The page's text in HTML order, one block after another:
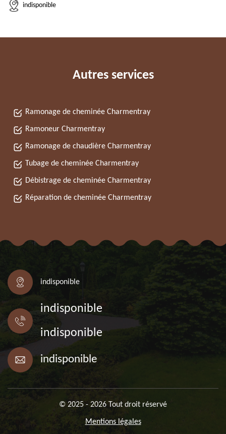
indisponible
Autres services
Ramonage de cheminée Charmentray
Ramoneur Charmentray
Ramonage de chaudière Charmentray
Tubage de cheminée Charmentray
Débistrage de cheminée Charmentray
Réparation de cheminée Charmentray
indisponible
indisponible
indisponible
indisponible
© 2025 - 2026 Tout droit réservé
Mentions légales